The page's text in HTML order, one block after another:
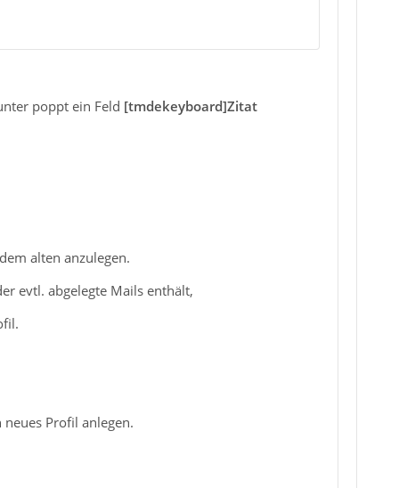
poppt ein Feld [tmdekeyboard]Zitat
alten anzulegen.
evtl. abgelegte Mails enthält,
Profil anlegen.